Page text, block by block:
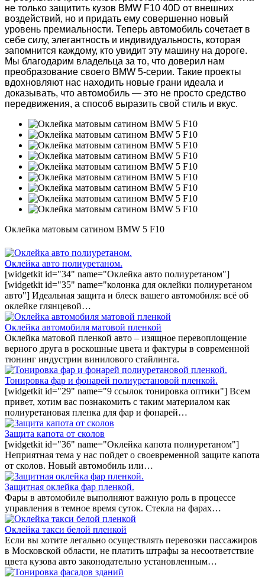
не только защитить кузов BMW F10 40D от внешних
воздействий, но и придать ему совершенно новый
уровень премиальности. Теперь автомобиль сочетает в
себе силу, элегантность и индивидуальность, которая
запомнится каждому, кто увидит эту машину на дороге.
Мы благодарим владельца за то, что доверил нам
преобразование своего BMW 5-серии. Такие проекты
вдохновляют нас находить новые грани идеала и
доказывать, что автомобиль — это не просто средство
передвижения, а способ выразить свой стиль и вкус.
Оклейка матовым сатином BMW 5 F10
Оклейка авто полиуретаном.
[widgetkit id="34" name="Оклейка авто полиуретаном"]
[widgetkit id="35" name="колонка для оклейки полиуретаном
авто"] Идеальная защита и блеск вашего автомобиля: всё об
оклейке глянцевой…
Оклейка автомобиля матовой пленкой
Оклейка матовой пленкой авто – изящное перевоплощение
верного друга в роскошные цвета и фактуры в современной
тюнинг индустрии винилового стайлинга.
Тонировка фар и фонарей полиуретановой пленкой.
[widgetkit id="29" name="9 ссылок тонировка оптики"] Всем
привет, хотим вас познакомить с таким материалом как
полиуретановая пленка для фар и фонарей…
Защита капота от сколов
[widgetkit id="36" name="Оклейка капота полиуретаном"]
Неприятная тема у нас пойдет о своевременной защите капота
от сколов. Новый автомобиль или…
Защитная оклейка фар пленкой.
Фары в автомобиле выполняют важную роль в процессе
управления в темное время суток. Стекла на фарах…
Оклейка такси белой пленкой
Если вы хотите легально осуществлять перевозки пассажиров
в Московской области, не платить штрафы за несоответствие
цвета кузова авто законодательно установленным…